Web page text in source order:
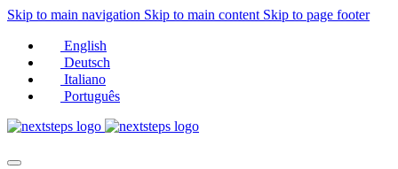
Skip to main navigation Skip to main content Skip to page footer
English
Deutsch
Italiano
Português